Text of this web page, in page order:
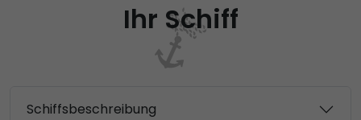
Ihr Schiff
Schiffsbeschreibung